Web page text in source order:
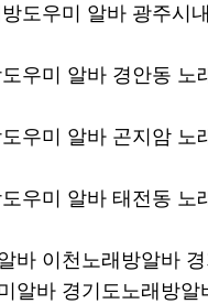
도우미 알바 광주시
우미 알바 경안동 노
우미 알바 곤지암 노
우미 알바 태전동 노
바 이천노래방알바
알바 경기도노래방알